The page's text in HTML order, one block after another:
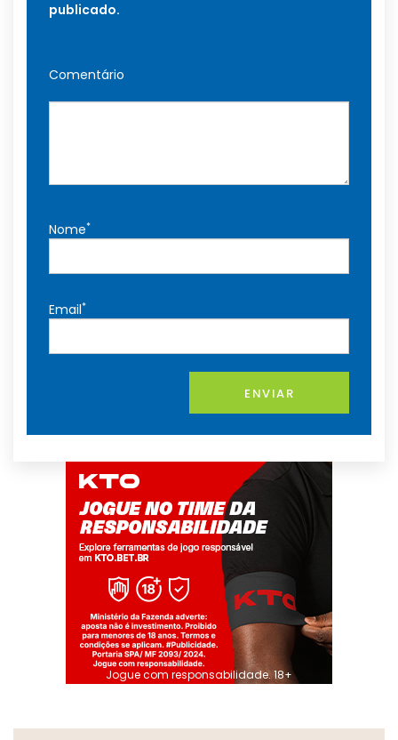
publicado.
Comentário
Nome*
Email*
ENVIAR
Jogue com responsabilidade. 18+